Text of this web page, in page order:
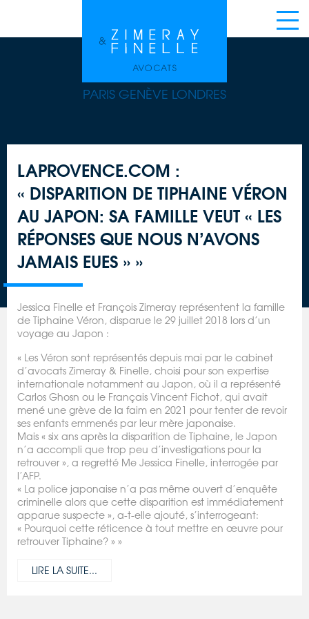
PARIS GENÈVE LONDRES
LAPROVENCE.COM :
« DISPARITION DE TIPHAINE VÉRON
AU JAPON: SA FAMILLE VEUT « LES
RÉPONSES QUE NOUS N’AVONS
JAMAIS EUES » »
Jessica Finelle et François Zimeray représentent la famille
de Tiphaine Véron, disparue le 29 juillet 2018 lors d’un
voyage au Japon :
« Les Véron sont représentés depuis mai par le cabinet
d’avocats Zimeray & Finelle, choisi pour son expertise
internationale notamment au Japon, où il a représenté
Carlos Ghosn ou le Français Vincent Fichot, qui avait
mené une grève de la faim en 2021 pour tenter de revoir
ses enfants emmenés par leur mère japonaise.
Mais « six ans après la disparition de Tiphaine, le Japon
n’a accompli que trop peu d’investigations pour la
retrouver », a regretté Me Jessica Finelle, interrogée par
l’AFP.
« La police japonaise n’a pas même ouvert d’enquête
criminelle alors que cette disparition est immédiatement
apparue suspecte », a-t-elle ajouté, s’interrogeant:
« Pourquoi cette réticence à tout mettre en œuvre pour
retrouver Tiphaine? » »
LIRE LA SUITE...